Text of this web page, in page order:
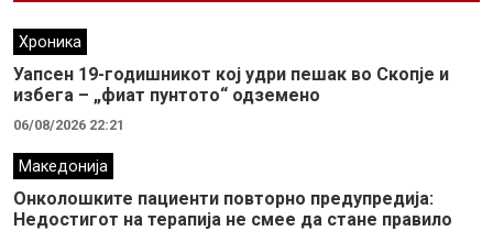
Хроника
Уапсен 19-годишникот кој удри пешак во Скопје и
избега – „фиат пунтото“ одземено
06/08/2026 22:21
Македонија
Онколошките пациенти повторно предупредија:
Недостигот на терапија не смее да стане правило